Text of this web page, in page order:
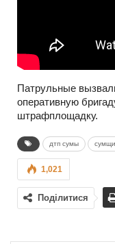
Патрульные
оперативную
штрафплощадку.
дтп сумы
1,021
Поділитися